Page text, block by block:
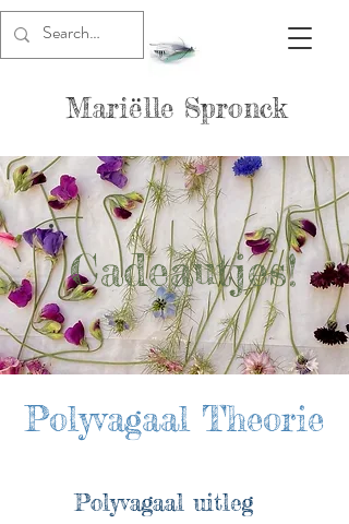
Mariëlle Spronck
Cadeautjes!
Polyvagaal Theorie
Polyvagaal uitleg